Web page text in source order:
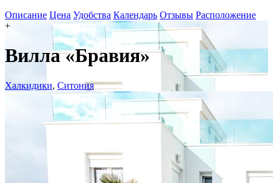
Описание Цена Удобства Календарь Отзывы Расположение
+
Вилла «Бравия»
Халкидики, Ситония